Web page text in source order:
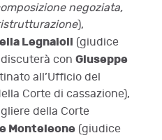
negoziata,
),
Legnaioli (giudice
con Giuseppe
all’Ufficio del
Corte di cassazione),
della Corte
Monteleone (giudice